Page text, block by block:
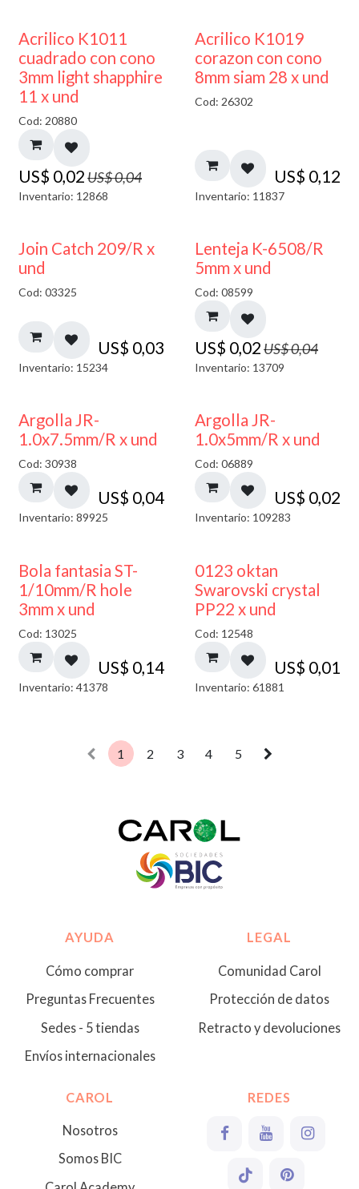
50% DESCUENTO
Acrilico K1011
cuadrado con cono
3mm light shapphire
11 x und
Cod: 20880
US$ 0,02US$0,04
Inventario: 12868
Acrilico K1019
corazon con cono
8mm siam 28 x und
Cod: 26302
US$ 0,12
Inventario: 11837
Join Catch 209/R x
und
Cod: 03325
US$ 0,03
Inventario: 15234
50% DESCUENTO
Lenteja K-6508/R
5mm x und
Cod: 08599
US$ 0,02US$0,04
Inventario: 13709
Argolla JR-
1.0x7.5mm/R x und
Cod: 30938
US$ 0,04
Inventario: 89925
Argolla JR-
1.0x5mm/R x und
Cod: 06889
US$ 0,02
Inventario: 109283
Bola fantasia ST-
1/10mm/R hole
3mm x und
Cod: 13025
US$ 0,14
Inventario: 41378
0123 oktan
Swarovski crystal
PP22 x und
Cod: 12548
US$ 0,01
Inventario: 61881
1 2 3 4 5
AYUDA
Cómo comprar
Preguntas Frecuentes
Sedes - 5 tiendas
Envíos internacionales
LEGAL
Comunidad Carol
Protección de datos
Retracto y devoluciones
CAROL
Nosotros
Somos BIC
REDES